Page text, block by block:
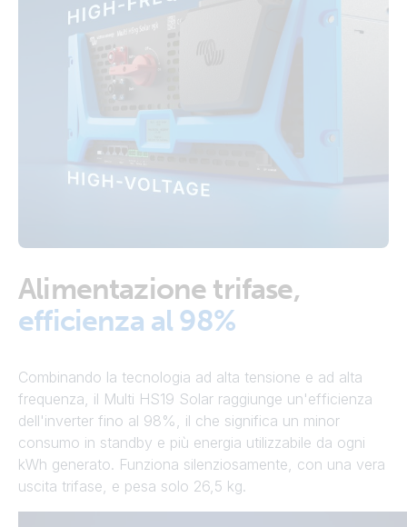
Alimentazione trifase,
efficienza al 98%
Combinando la tecnologia ad alta tensione e ad alta
frequenza, il Multi HS19 Solar raggiunge un'efficienza
dell'inverter fino al 98%, il che significa un minor
consumo in standby e più energia utilizzabile da ogni
kWh generato. Funziona silenziosamente, con una vera
uscita trifase, e pesa solo 26,5 kg.